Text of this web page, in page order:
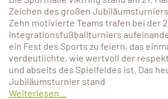
Zeichen des großen Jubiläumsturniers
Zehn motivierte Teams trafen bei der
Integrationsfußballturniers
ein Fest des Sports zu feiern, das
verdeutlichte, wie wertvoll der
und abseits des Spielfeldes ist. Das
Jubiläumsturnier stand
Weiterlesen...